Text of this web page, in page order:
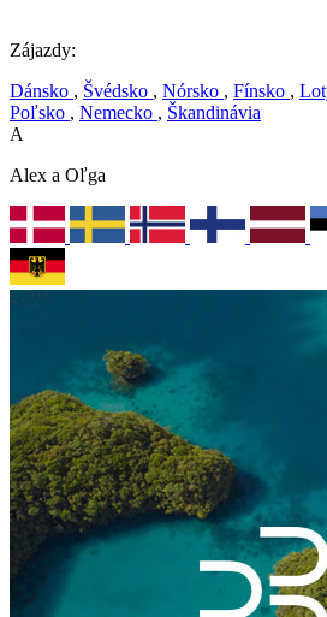
Zájazdy:
Dánsko , Švédsko , Nórsko , Fínsko ,
Poľsko , Nemecko , Škandinávia
A
Alex a Oľga